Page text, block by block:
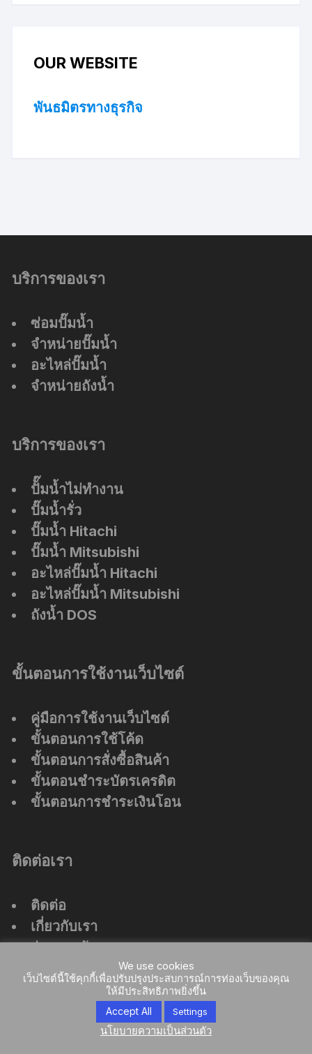
OUR WEBSITE
พันธมิตรทางธุรกิจ
บริการของเรา
ซ่อมปั๊มน้ำ
จำหน่ายปั๊มน้ำ
อะไหล่ปั๊มน้ำ
จำหน่ายถังน้ำ
บริการของเรา
ปัั๊มน้ำไม่ทำงาน
ปั๊มน้ำรั่ว
ปั๊มน้ำ Hitachi
ปั๊มน้ำ Mitsubishi
อะไหล่ปั๊มน้ำ Hitachi
อะไหล่ปั๊มน้ำ Mitsubishi
ถังน้ำ DOS
ขั้นตอนการใช้งานเว็บไซต์
คู่มือการใช้งานเว็บไซต์
ขั้นตอนการใช้โค้ด
ขั้นตอนการสั่งซื้อสินค้า
ขั้นตอนชำระบัตรเครดิต
ขั้นตอนการชำระเงินโอน
ติดต่อเรา
ติดต่อ
เกี่ยวกับเรา
ร่วมงานกับเรา
ที่ตั้งสำนักงานใหญ่
Orchid Store Theme byThemebeez
We use cookies
เว็บไซต์นี้ใช้คุกกี้เพื่อปรับปรุงประสบการณ์การท่องเว็บของคุณ
ให้มีประสิทธิภาพยิ่งขึ้น
Accept All Settings
นโยบายความเป็นส่วนตัว